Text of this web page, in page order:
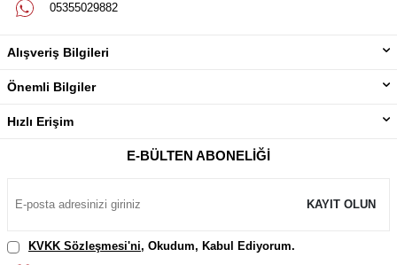
05355029882
Alışveriş Bilgileri
Önemli Bilgiler
Hızlı Erişim
E-BÜLTEN ABONELIĞI
KAYIT OLUN
KVKK Sözleşmesi'ni, Okudum, Kabul Ediyorum.